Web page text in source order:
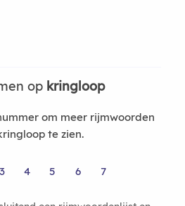
op kringloop
om meer rijmwoorden
te zien.
3 4 5 6 7